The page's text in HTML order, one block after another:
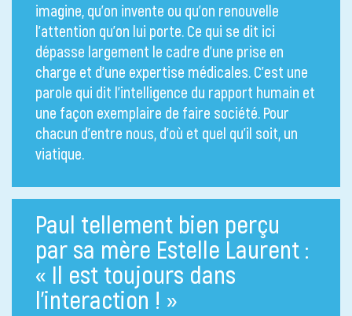
imagine, qu’on invente ou qu’on renouvelle
l’attention qu’on lui porte. Ce qui se dit ici
dépasse largement le cadre d’une prise en
charge et d’une expertise médicales. C’est une
parole qui dit l’intelligence du rapport humain et
une façon exemplaire de faire société. Pour
chacun d’entre nous, d’où et quel qu’il soit, un
viatique.
Paul tellement bien perçu
par sa mère Estelle Laurent :
« Il est toujours dans
l’interaction ! »